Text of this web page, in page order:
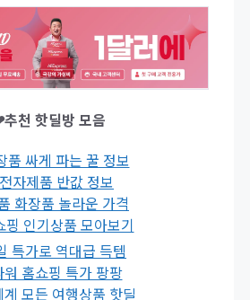
천 핫딜방 모음
품 싸게 파는 꿀 정보
자제품 반값 정보
화장품 놀라운 가격
인기상품 모아보기
특가로 역대급 득템
워 홈쇼핑 특가 팡팡
모든 여행상품 핫딜